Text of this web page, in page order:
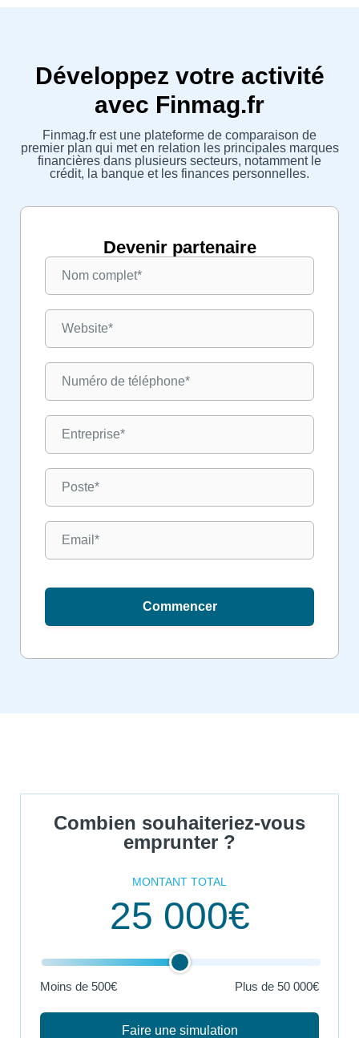
Développez votre activité
avec Finmag.fr
Finmag.fr est une plateforme de comparaison de
premier plan qui met en relation les principales marques
financières dans plusieurs secteurs, notamment le
crédit, la banque et les finances personnelles.
Devenir partenaire
Commencer
Combien souhaiteriez-vous
emprunter ?
MONTANT TOTAL
25 000€
Moins de 500€ Plus de 50 000€
Faire une simulation